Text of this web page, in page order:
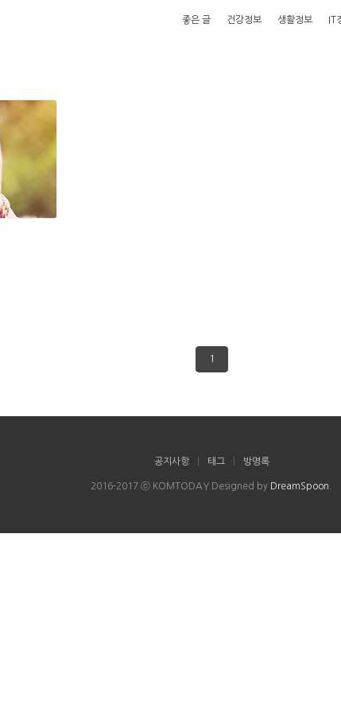
좋은 글 건강정보 생활정보 IT
1
공지사항 태그 방명록
2016-2017 ⓒ KOMTODAY Designed by DreamSpoon